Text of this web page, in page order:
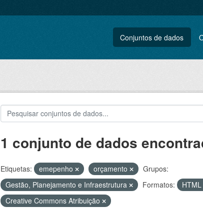
Conjuntos de dados
1 conjunto de dados
Etiquetas: emepenho orçamento
Grupos:
Gestão, Planejamento e Infraestrutura
Formatos: HTML
Creative Commons Atribuição